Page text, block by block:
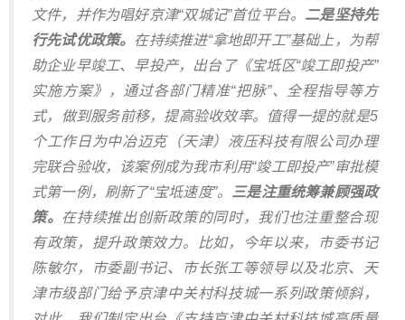
文件，并作为唱好京津“双城记”首位平台。 二是坚持先
行先试优政策。 在持续推进“拿地即开工”基础上，为帮
助企业早竣工、早投产，出台了《宝坻区“竣工即投产”
实施方案》，通过各部门精准“把脉”、全程指导等方
式，做到服务前移，提高验收效率。值得一提的就是5
个工作日为中冶迈克（天津）液压科技有限公司办理
完联合验收，该案例成为我市利用“竣工即投产”审批模
式第一例，刷新了“宝坻速度”。 三是注重统筹兼顾强政
策。 在持续推出创新政策的同时，我们也注重整合现
有政策，提升政策效力。比如，今年以来，市委书记
陈敏尔，市委副书记、市长张工等领导以及北京、天
津市级部门给予京津中关村科技城一系列政策倾斜，